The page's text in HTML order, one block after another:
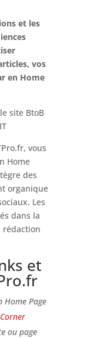
et les
vos
en Home
site BtoB
vous
Home
des
organique
Les
dans la
rédaction
et
Home Page
ou page